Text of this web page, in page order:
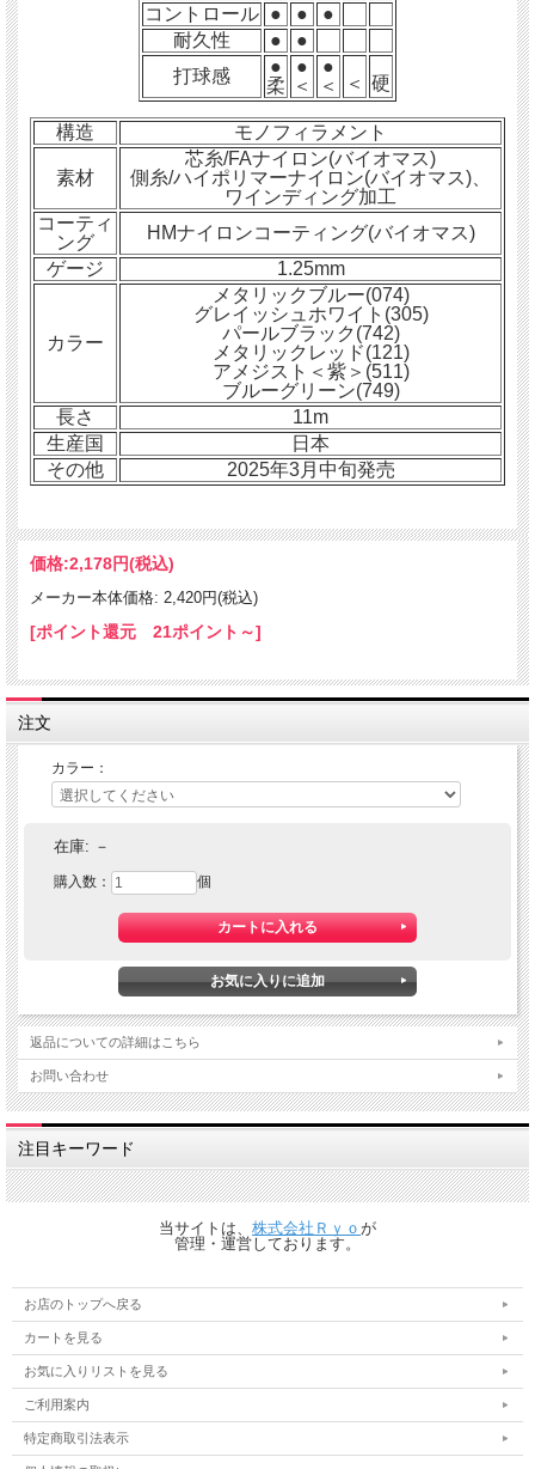
コントロール ● ●
●
耐久性
●
●
打球感
●
柔
●
＜
●
＜
＜ 硬
構造 モノフィラメント
素材
芯糸/FAナイロン(バイオマス)
側糸/ハイポリマーナイロン(バイオマス)、
ワインディング加工
コーティ
ング
HMナイロンコーティング(バイオマス)
ゲージ
1.25mm
カラー
メタリックブルー(074)
グレイッシュホワイト(305)
パールブラック(742)
メタリックレッド(121)
アメジスト＜紫＞(511)
ブルーグリーン(749)
長さ
11m
生産国
日本
その他
2025年3月中旬発売
価格:2,178円(税込)
メーカー本体価格: 2,420円(税込)
[ポイント還元 21ポイント～]
注文
カラー：
在庫: －
購入数： 個
返品についての詳細はこちら
お問い合わせ
注目キーワード
当サイトは、 株式会社Ｒｙｏ が
管理・運営しております。
お店のトップへ戻る
カートを見る
お気に入りリストを見る
ご利用案内
特定商取引法表示